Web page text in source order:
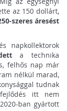
az 150 dollárt,
szeres áresést
napkollektorok
a technika
felhős nap már
nélkül marad,
tudnak
itt nem
ban gyártott